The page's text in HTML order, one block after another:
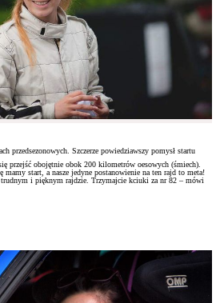
przedsezonowych. Szczerze powiedziawszy pomysł startu
przejść obojętnie obok 200 kilometrów oesowych (śmiech).
mamy start, a nasze jedyne postanowienie na ten rajd to meta!
i pięknym rajdzie. Trzymajcie kciuki za nr 82 – mówi